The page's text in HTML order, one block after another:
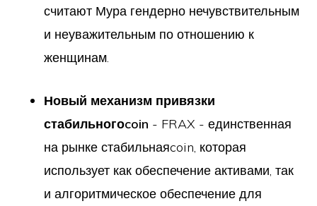
считают Мура гендерно нечувствительным
и неуважительным по отношению к
женщинам.
Новый механизм привязки
стабильногоcoin - FRAX - единственная
на рынке стабильнаяcoin, которая
использует как обеспечение активами, так
и алгоритмическое обеспечение для